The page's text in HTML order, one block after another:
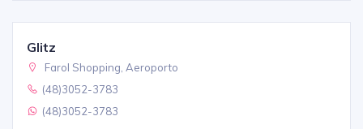
Glitz
Farol Shopping, Aeroporto
(48)3052-3783
(48)3052-3783